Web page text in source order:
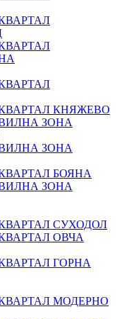
КНЯЖЕВО
ЗОНА
ЗОНА
БОЯНА
ЗОНА
СУХОДОЛ
ОВЧА
ГОРНА
МОДЕРНО